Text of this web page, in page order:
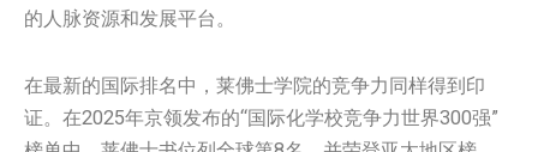
的人脉资源和发展平台。
在最新的国际排名中，莱佛士学院的竞争力同样得到印
证。在2025年京领发布的“国际化学校竞争力世界300强”